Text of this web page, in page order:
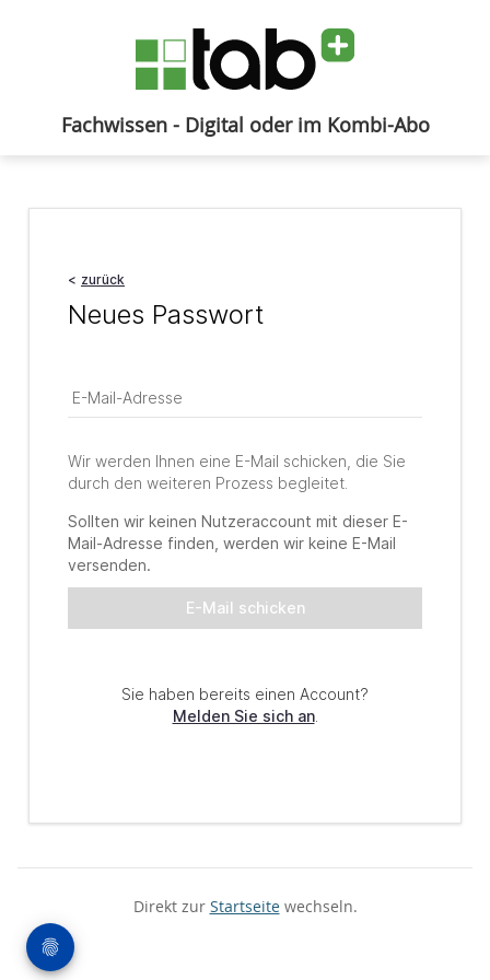
Fachwissen - Digital oder im Kombi-Abo
Direkt zur Startseitewechseln.